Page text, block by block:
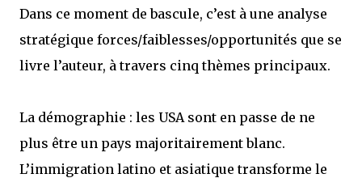
Dans ce moment de bascule, c’est à une analyse
stratégique forces/faiblesses/opportunités que se
livre l’auteur, à travers cinq thèmes principaux.
La démographie : les USA sont en passe de ne
plus être un pays majoritairement blanc.
L’immigration latino et asiatique transforme le